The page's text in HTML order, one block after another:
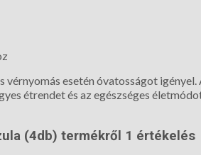
vérnyomás esetén óvatosságot
étrendet és az egészséges
(4db) termékről 1 értékelés